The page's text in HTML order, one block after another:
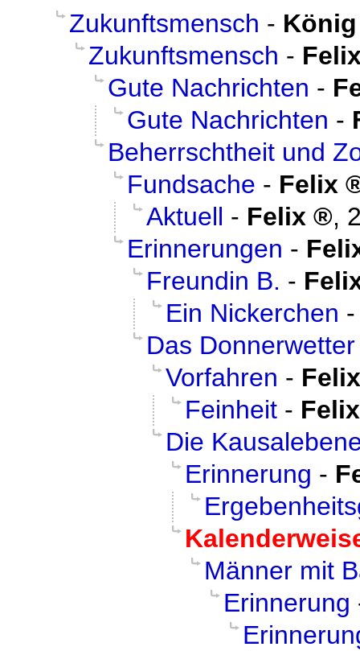
Zukunftsmensch -
Zukunftsmensch -
Gute Nachrichten -
Gute Nachrichten -
Beherrschtheit und
Fundsache - Felix
Aktuell - Felix ,
Erinnerungen -
Freundin B. -
Ein Nickerchen
Das Donnerwetter
Vorfahren - Felix
Feinheit - Felix
Die
Erinnerung -
Männer mit
Erinnerung